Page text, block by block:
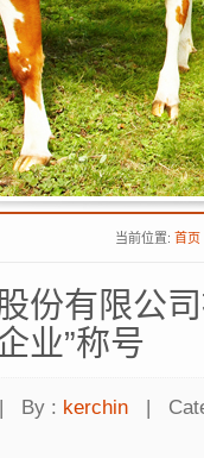
当前位置: 首页
份有限公
业”称号
| By : kerchin |